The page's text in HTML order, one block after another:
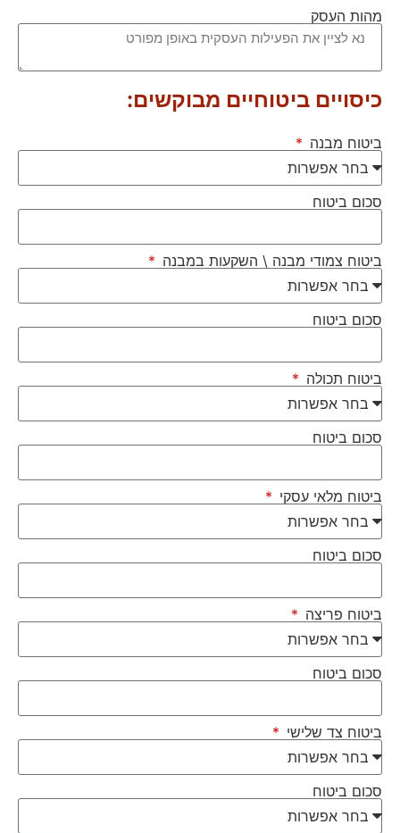
מהות העסק
כיסויים ביטוחיים מבוקשים:
ביטוח מבנה
סכום ביטוח
ביטוח צמודי מבנה \ השקעות במבנה
סכום ביטוח
ביטוח תכולה
סכום ביטוח
ביטוח מלאי עסקי
סכום ביטוח
ביטוח פריצה
סכום ביטוח
ביטוח צד שלישי
סכום ביטוח